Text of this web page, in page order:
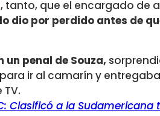
tanto, que el encargado de
dio por perdido antes de
un penal de Souza,
ir al camarín y
Clasificó a la Sudamericana